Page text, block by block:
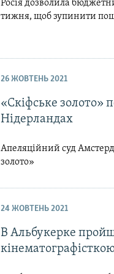
Росія дозволила
тижня, щоб зупинити
26 ЖОВТЕНЬ 2021
«Скіфське золото»
Нідерландах
Апеляційний суд
золото»
24 ЖОВТЕНЬ 2021
В Альбукерке